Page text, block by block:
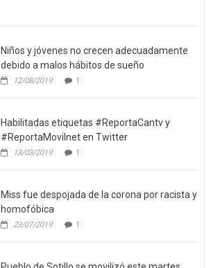
Niños y jóvenes no crecen adecuadamente
debido a malos hábitos de sueño
12/08/2019 1
Habilitadas etiquetas #ReportaCantv y
#ReportaMovilnet en Twitter
13/03/2019 1
Miss fue despojada de la corona por racista y
homofóbica
23/07/2019 1